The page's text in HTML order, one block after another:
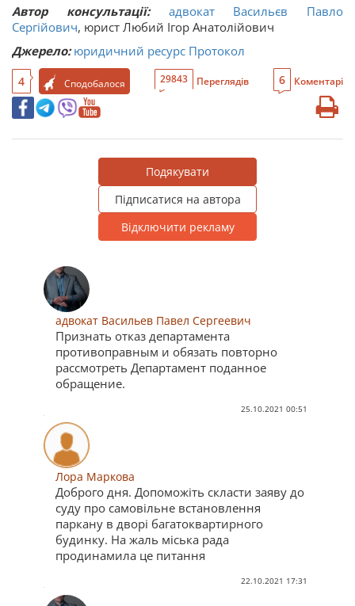
Автор консультації:
адвокат Васильєв Павло
Сергійович, юрист Любий Ігор Анатолійович
Джерело: юридичний ресурс Протокол
4 Сподобалося 29843 Переглядів 6 Коментарі
Подякувати
Підписатися на автора
Відключити рекламу
адвокат Васильев Павел Сергеевич
Признать отказ департамента
противоправным и обязать повторно
рассмотреть Департамент поданное
обращение.
25.10.2021 00:51
Лора Маркова
Доброго дня. Допоможiть скласти заяву до
суду про самовiльне встановлення
паркану в дворi багатоквартирного
будинку. На жаль мiська рада
продинамила це питання
22.10.2021 17:31